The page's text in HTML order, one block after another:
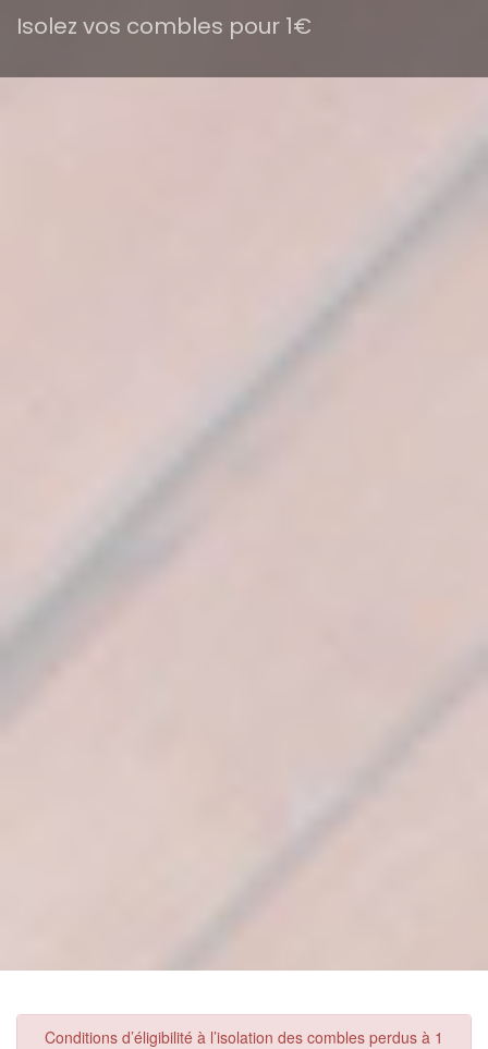
Isolez vos combles pour 1€
Conditions d’éligibilité à l’isolation des combles perdus à 1